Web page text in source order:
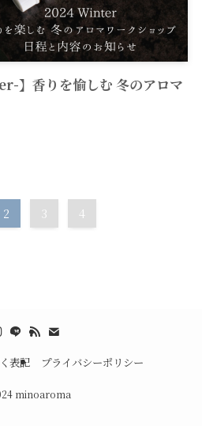
】香りを愉しむ 冬のアロマ
2 3 4
表記 プライバシーポリシー
minoaroma